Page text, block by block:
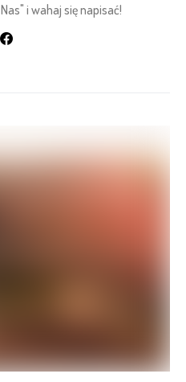
i wahaj się napisać!